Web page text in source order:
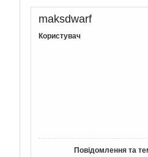
maksdwarf
Користувач
Повідомлення та